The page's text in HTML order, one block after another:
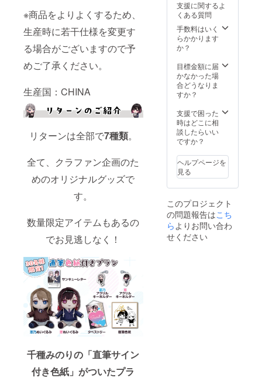
※商品をよりよくするため、
生産時に若干仕様を変更す
る場合がございますので予
めご了承ください。
生産国：CHINA
リターンは全部で7種類。
全て、クラファン企画のた
めのオリジナルグッズで
す。
数量限定アイテムもあるの
でお見逃しなく！
千種みのりの「直筆サイン
付き色紙」がついたプラ
ださ
い。 ●
宛名の
必要が
「宛名
不要」
とご記
●恐縮で
すが、
備考欄
記入後
変更は
不可と
なって
おりま
額には
消費税
（10%
）と送
料990円
支援に関するよ
くある質問
手数料はいく
らかかります
か？
目標金額に届
かなかった場
合どうなりま
すか？
支援で困った
時はどこに相
談したらいい
ですか？
ヘルプページを
見る
このプロジェクト
の問題報告はこち
らよりお問い合わ
せください